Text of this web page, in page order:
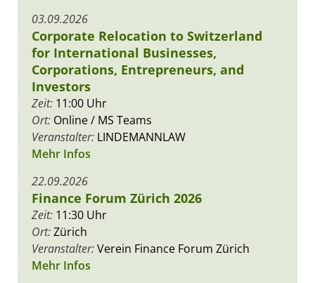
03.09.2026
Corporate Relocation to Switzerland
for International Businesses,
Corporations, Entrepreneurs, and
Investors
Zeit: 11:00 Uhr
Ort: Online / MS Teams
Veranstalter: LINDEMANNLAW
Mehr Infos
22.09.2026
Finance Forum Zürich 2026
Zeit: 11:30 Uhr
Ort:Zürich
Veranstalter:Verein Finance Forum Zürich
Mehr Infos